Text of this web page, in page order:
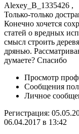
Alexey_B_1335426 ,
Только-только
Конечно хочется
статей о вредных
смысл строить
дрянью.
думаете? Спасибо
Просмотр
Сообщения
Личное
Регистрация:
06.04.2017 в 13:42